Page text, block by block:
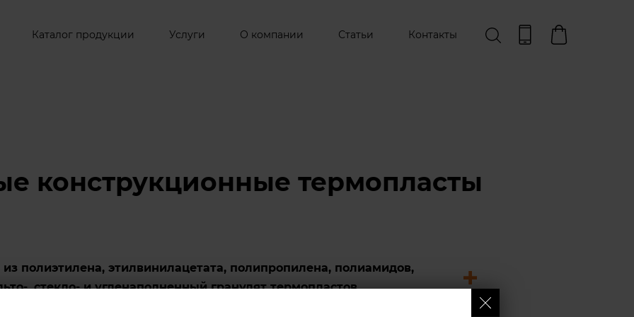
Каталог продукции Услуги О компании Статьи Контакты
конструкционные термопласты​​​​​
полиэтилена, этилвинилацетата, полипропилена, полиамидов,
, стекло- и угленаполненный гранулят термопластов